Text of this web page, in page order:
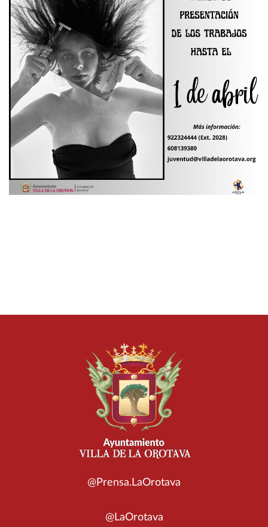
@Prensa.LaOrotava
@LaOrotava